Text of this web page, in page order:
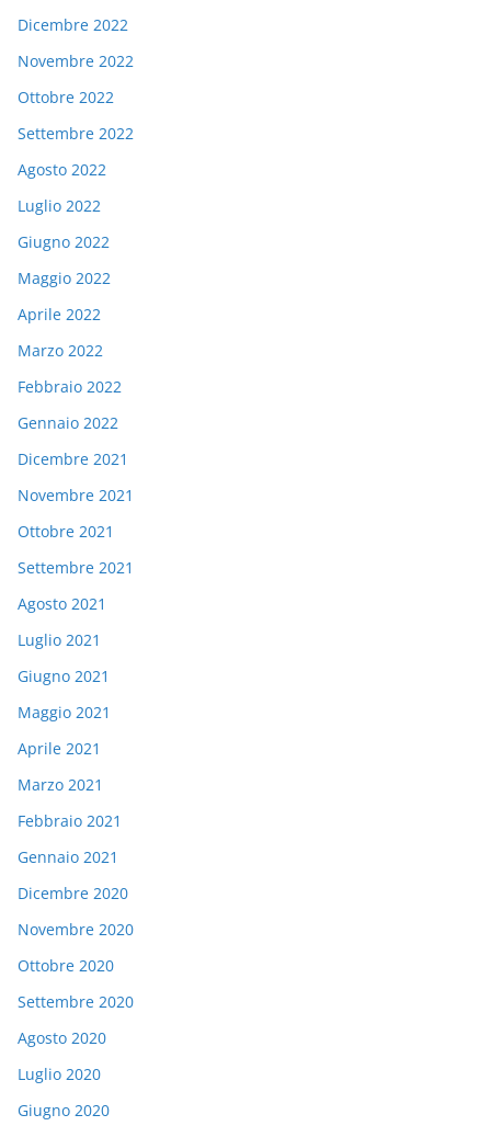
Dicembre 2022
Novembre 2022
Ottobre 2022
Settembre 2022
Agosto 2022
Luglio 2022
Giugno 2022
Maggio 2022
Aprile 2022
Marzo 2022
Febbraio 2022
Gennaio 2022
Dicembre 2021
Novembre 2021
Ottobre 2021
Settembre 2021
Agosto 2021
Luglio 2021
Giugno 2021
Maggio 2021
Aprile 2021
Marzo 2021
Febbraio 2021
Gennaio 2021
Dicembre 2020
Novembre 2020
Ottobre 2020
Settembre 2020
Agosto 2020
Luglio 2020
Giugno 2020